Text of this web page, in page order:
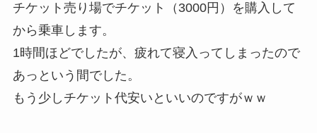
チケット売り場でチケット（3000円）を購入して
から乗車します。
1時間ほどでしたが、疲れて寝入ってしまったので
あっという間でした。
もう少しチケット代安いといいのですがｗｗ